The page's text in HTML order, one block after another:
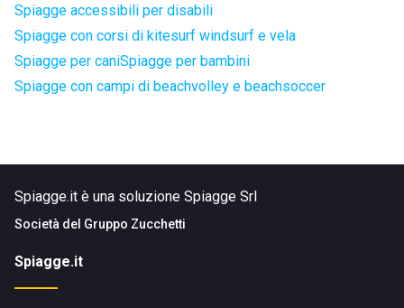
Spiagge accessibili per disabili
Spiagge con corsi di kitesurf windsurf e vela
Spiagge per caniSpiagge per bambini
Spiagge con campi di beachvolley e beachsoccer
Spiagge.it è una soluzione Spiagge Srl
Società del Gruppo Zucchetti
Spiagge.it